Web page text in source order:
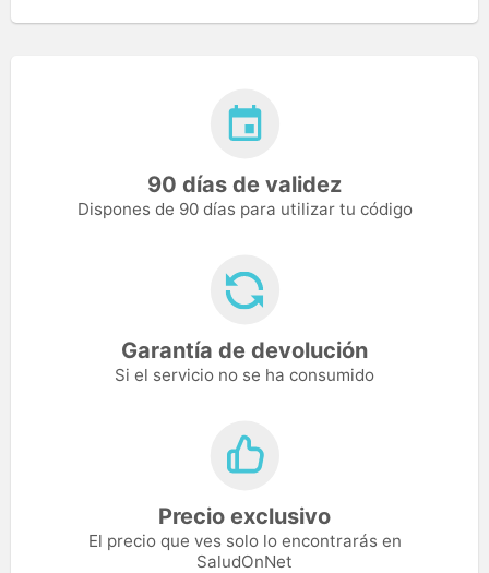
90 días de validez
Dispones de 90 días para utilizar tu código
Garantía de devolución
Si el servicio no se ha consumido
Precio exclusivo
El precio que ves solo lo encontrarás en
SaludOnNet